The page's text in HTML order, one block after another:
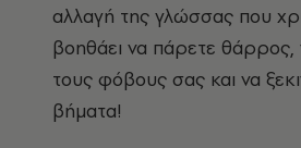
αλλαγή της γλώσσας που
βοηθάει να πάρετε θάρρος,
τους φόβους σας και να
βήματα!